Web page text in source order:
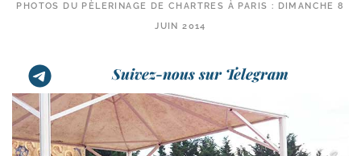
PHOTOS DU PÈLERINAGE DE CHARTRES À PARIS : DIMANCHE 8
JUIN 2014
Suivez-nous sur Telegram